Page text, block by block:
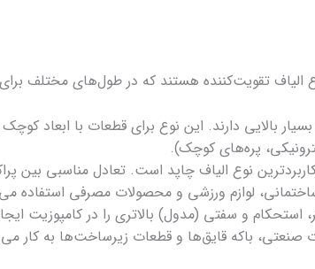
تقویت‌کننده هستند که در طول‌های مختلف برای
بسیار بالایی دارند. این نوع برای قطعات با
پره‌های کوچک).
و پرکاربردترین نوع الیاف چاپد است. تعادل مناسبی
لوازم ورزشی و محصولات مصرفی استفاده
طول بیشتر، استحکام و سفتی (مدول) بالاتری را در
صنعتی، باکه قایق‌ها و قطعات زیرساخت‌ها به کار